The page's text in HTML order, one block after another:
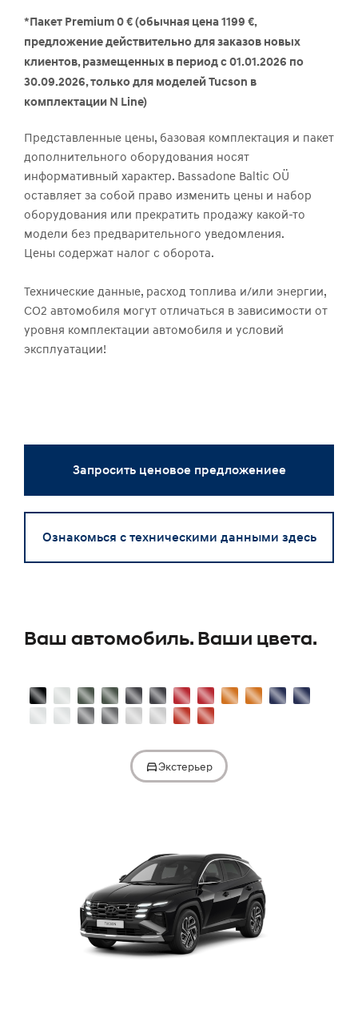
Запросить ценовое предложениее
Ознакомься с техническими данными здесь
Ваш автомобиль. Ваши цвета.